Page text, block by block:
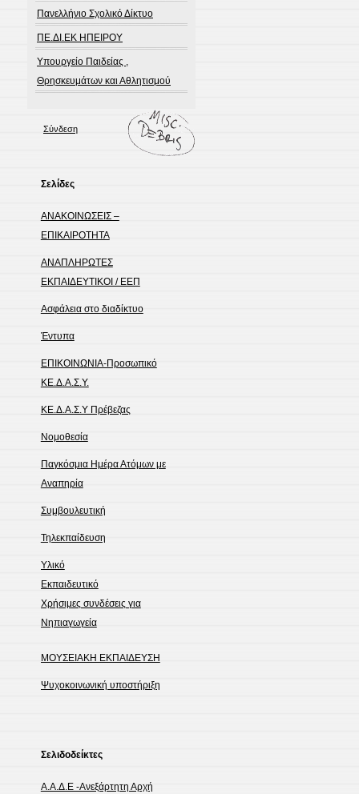
Πανελλήνιο Σχολικό Δίκτυο
ΠΕ.ΔΙ.ΕΚ ΗΠΕΙΡΟΥ
Υπουργείο Παιδείας ,
Θρησκευμάτων και Αθλητισμού
Σύνδεση
Σελίδες
ΑΝΑΚΟΙΝΩΣΕΙΣ –
ΕΠΙΚΑΙΡΟΤΗΤΑ
ΑΝΑΠΛΗΡΩΤΕΣ
ΕΚΠΑΙΔΕΥΤΙΚΟΙ / ΕΕΠ
Ασφάλεια στο διαδίκτυο
Έντυπα
ΕΠΙΚΟΙΝΩΝΙΑ-Προσωπικό
ΚΕ.Δ.Α.Σ.Υ.
ΚΕ.Δ.Α.Σ.Υ Πρέβεζας
Νομοθεσία
Παγκόσμια Ημέρα Ατόμων με
Αναπηρία
Συμβουλευτική
Τηλεκπαίδευση
Υλικό
Εκπαιδευτικό
Χρήσιμες συνδέσεις για
Νηπιαγωγεία
ΜΟΥΣΕΙΑΚΗ ΕΚΠΑΙΔΕΥΣΗ
Ψυχοκοινωνική υποστήριξη
Σελιδοδείκτες
Α.Α.Δ.Ε -Ανεξάρτητη Αρχή